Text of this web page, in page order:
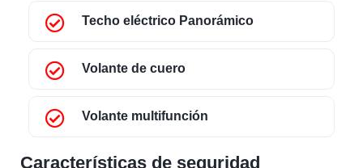
Techo eléctrico Panorámico
Volante de cuero
Volante multifunción
Características de seguridad